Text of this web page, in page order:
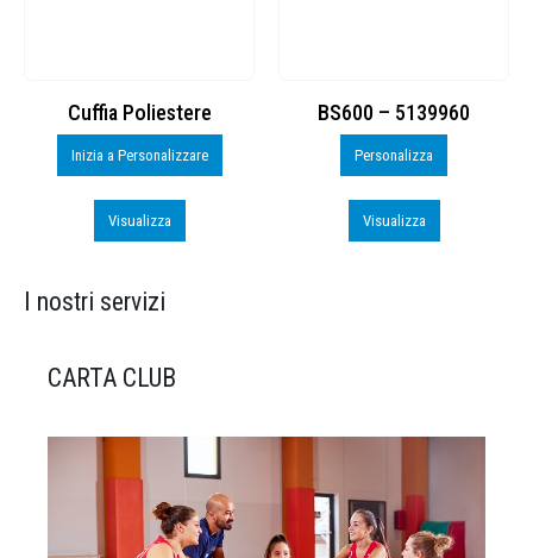
Cuffia Poliestere
Inizia a Personalizzare
Visualizza
BS600 – 5139960
Personalizza
Visualizza
I nostri servizi
CARTA CLUB